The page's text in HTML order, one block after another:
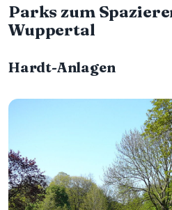
Parks zum
Wuppertal
Hardt-Anlagen